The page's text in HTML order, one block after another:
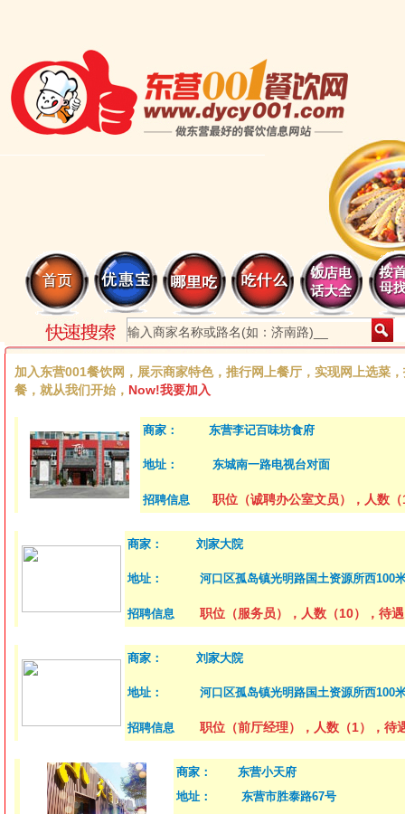
加入东营001餐饮网，展示商家特色，推行网上餐厅，实现网上选菜
餐，就从我们开始， Now!我要加入
商家： 东营李记百味坊食府
地址： 东城南一路电视台对面
招聘信息 职位（诚聘办公室文员），人数
商家： 刘家大院
地址： 河口区孤岛镇光明路国土资源所西100
招聘信息 职位（服务员），人数（10），待
商家： 刘家大院
地址： 河口区孤岛镇光明路国土资源所西100
招聘信息 职位（前厅经理），人数（1），
商家：
东营小天府
地址：
东营市胜泰路67号